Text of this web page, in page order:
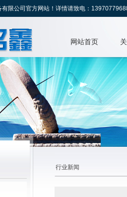
有限公司官方网站！详情请致电：
网站首页
行业新闻